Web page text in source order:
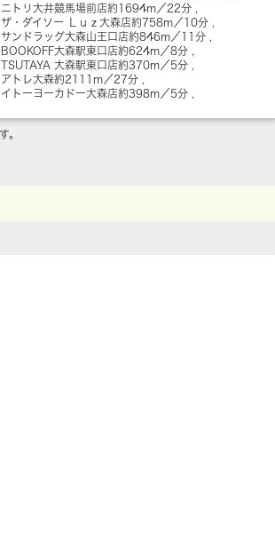
ニトリ大井競馬場前店約1694m／22分
ザ・ダイソー Ｌｕｚ大森店約758m／10分
サンドラッグ大森山王口店約846m／11分
BOOKOFF大森駅東口店約624m／8分
TSUTAYA 大森駅東口店約370m／5分
アトレ大森約2111m／27分
イトーヨーカドー大森店約398m／5分
。